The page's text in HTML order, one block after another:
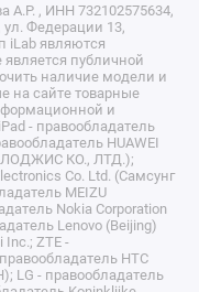
А.Р. , ИНН 732102575634,
ул. Федерации 13,
iLab являются
публичной
наличие модели и
на сайте товарные
и
- правообладатель
HUAWEI
КО., ЛТД.);
Co. Ltd. (Самсунг
MEIZU
Nokia Corporation
Lenovo (Beijing)
Inc.; ZTE -
HTC
LG - правообладатель